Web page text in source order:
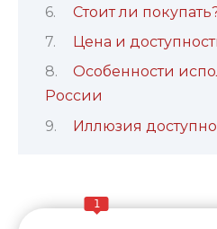
Стоит ли
Цена и
Особенности
России
Иллюзия
1